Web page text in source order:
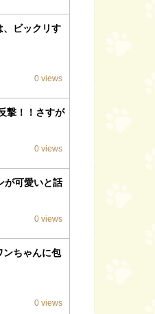
、ビックリす
0 views
撃！！さすが
0 views
が可愛いと話
0 views
ンちゃんに包
0 views